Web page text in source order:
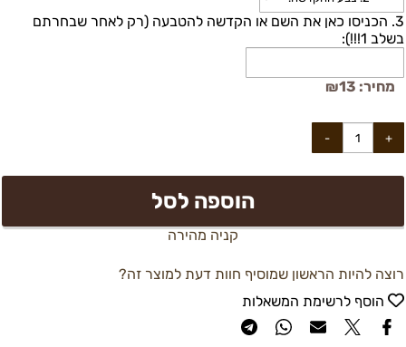
3. הכניסו כאן את השם או הקדשה להטבעה (רק לאחר שבחרתם
בשלב 1!!!):
מחיר: ₪13
הוספה לסל
קניה מהירה
רוצה להיות הראשון שמוסיף חוות דעת למוצר זה?
הוסף לרשימת המשאלות